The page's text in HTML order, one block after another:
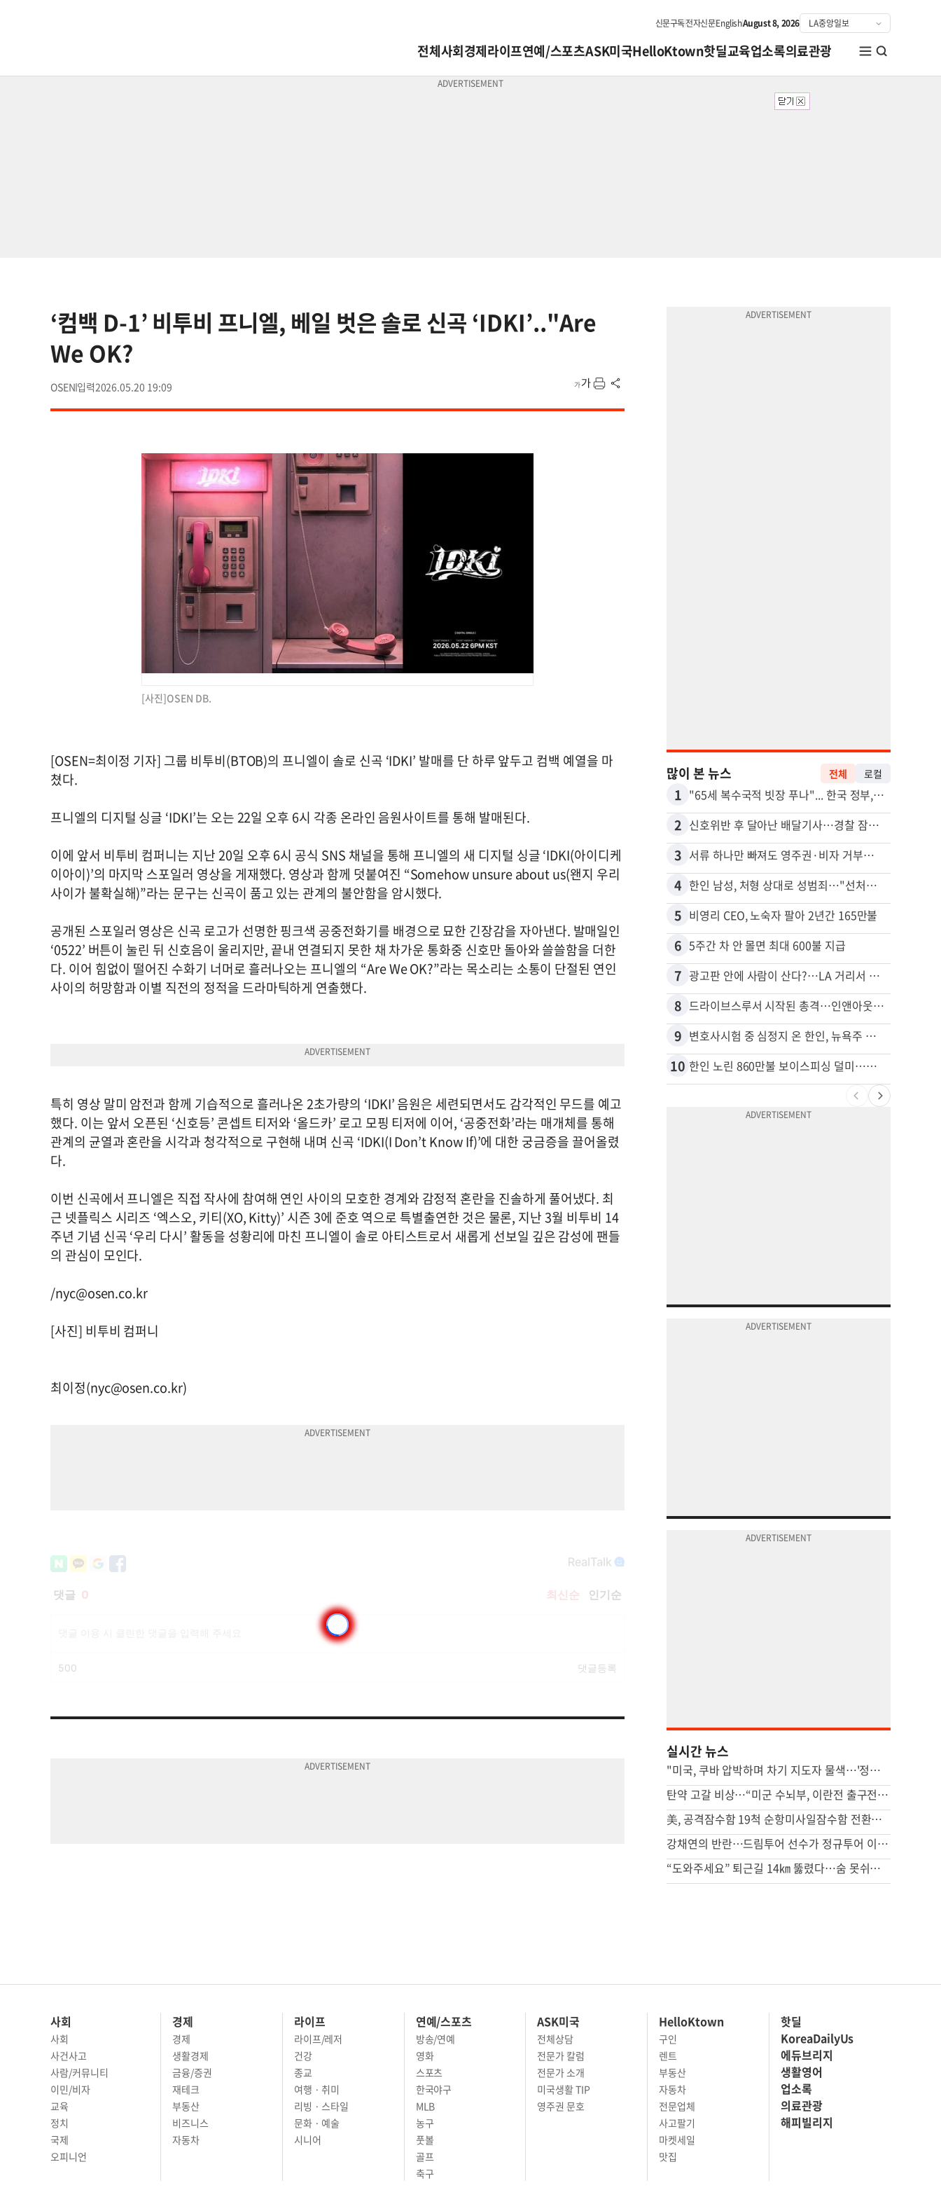
신문구독전자신문EnglishAugust 8, 2026
전체사회경제라이프연예/스포츠ASK미국HelloKtown핫딜교육업소록의료관광
‘컴백 D-1’ 비투비 프니엘, 베일 벗은 솔로 신곡 ‘IDKI’.."Are
We OK?
OSEN 2026.05.20 19:09
[사진]OSEN DB.
[OSEN=최이정 기자] 그룹 비투비(BTOB)의 프니엘이 솔로 신곡 ‘IDKI’ 발매를 단 하루 앞두고 컴백 예열을 마
쳤다.
프니엘의 디지털 싱글 ‘IDKI’는 오는 22일 오후 6시 각종 온라인 음원사이트를 통해 발매된다.
이에 앞서 비투비 컴퍼니는 지난 20일 오후 6시 공식 SNS 채널을 통해 프니엘의 새 디지털 싱글 ‘IDKI(아이디케
이아이)’의 마지막 스포일러 영상을 게재했다. 영상과 함께 덧붙여진 “Somehow unsure about us(왠지 우리
사이가 불확실해)”라는 문구는 신곡이 품고 있는 관계의 불안함을 암시했다.
공개된 스포일러 영상은 신곡 로고가 선명한 핑크색 공중전화기를 배경으로 묘한 긴장감을 자아낸다. 발매일인
‘0522’ 버튼이 눌린 뒤 신호음이 울리지만, 끝내 연결되지 못한 채 차가운 통화중 신호만 돌아와 쓸쓸함을 더한
다. 이어 힘없이 떨어진 수화기 너머로 흘러나오는 프니엘의 “Are We OK?”라는 목소리는 소통이 단절된 연인
사이의 허망함과 이별 직전의 정적을 드라마틱하게 연출했다.
특히 영상 말미 암전과 함께 기습적으로 흘러나온 2초가량의 ‘IDKI’ 음원은 세련되면서도 감각적인 무드를 예고
했다. 이는 앞서 오픈된 ‘신호등’ 콘셉트 티저와 ‘올드카’ 로고 모핑 티저에 이어, ‘공중전화’라는 매개체를 통해
관계의 균열과 혼란을 시각과 청각적으로 구현해 내며 신곡 ‘IDKI(I Don’t Know If)’에 대한 궁금증을 끌어올렸
다.
이번 신곡에서 프니엘은 직접 작사에 참여해 연인 사이의 모호한 경계와 감정적 혼란을 진솔하게 풀어냈다. 최
근 넷플릭스 시리즈 ‘엑스오, 키티(XO, Kitty)’ 시즌 3에 준호 역으로 특별출연한 것은 물론, 지난 3월 비투비 14
주년 기념 신곡 ‘우리 다시’ 활동을 성황리에 마친 프니엘이 솔로 아티스트로서 새롭게 선보일 깊은 감성에 팬들
의 관심이 모인다.
/nyc@osen.co.kr
[사진] 비투비 컴퍼니
최이정(nyc@osen.co.kr)
많이 본 뉴스 전체 로컬
1 "65세 복수국적 빗장 푸나"... 한국 정부, 연령 완화 전면 추진
2 신호위반 후 달아난 배달기사…경찰 잠복해 잡고보니 ‘반전’
3 서류 하나만 빠져도 영주권·비자 거부…심사관 재량권 대폭 확대
4 한인 남성, 처형 상대로 성범죄…"선처해줬더니 배신자 취급"
5 비영리 CEO, 노숙자 팔아 2년간 165만불
6 5주간 차 안 몰면 최대 600불 지급
7 광고판 안에 사람이 산다?…LA 거리서 화제
8 드라이브스루서 시작된 총격…인앤아웃 참사 영상 공개
9 변호사시험 중 심정지 온 한인, 뉴욕주 제소
10 한인 노린 860만불 보이스피싱 덜미…영사관·한국 검찰 사칭
실시간 뉴스
"미국, 쿠바 압박하며 차기 지도자 물색…'정권 개조' 타진"
탄약 고갈 비상…“미군 수뇌부, 이란전 출구전략 모색중”
美, 공격잠수함 19척 순항미사일잠수함 전환…中 견제 강화
강채연의 반란…드림투어 선수가 정규투어 이틀째 선두
“도와주세요” 퇴근길 14㎞ 뚫렸다…숨 못쉬던 아기 살린 기적
사회
사회
사건사고
사람/커뮤니티
이민/비자
교육
정치
경제
경제
생활경제
금융/증권
재테크
부동산
라이프
라이프/레저
건강
종교
여행 · 취미
리빙 · 스타일
연예/스포츠
방송/연예
영화
스포츠
한국야구
MLB
농구
풋볼
ASK미국
전체상담
전문가 칼럼
전문가 소개
HelloKtown
구인
렌트
부동산
자동차
전문업체
사고팔기
핫딜
KoreaDailyUs
에듀브리지
생활영어
업소록